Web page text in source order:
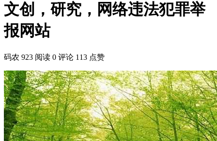
文创，研究，网络违法犯罪举
报网站
码农 923 阅读 0 评论 113 点赞